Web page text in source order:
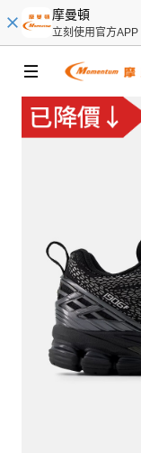
摩曼頓
立刻使用官方APP